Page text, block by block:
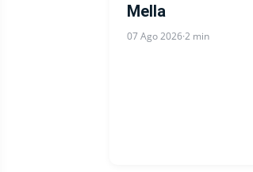
Mella
07 Ago 2026·2 min